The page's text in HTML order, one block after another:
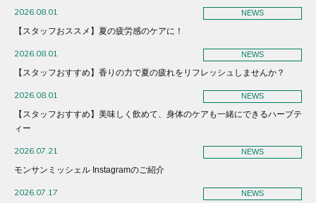
2026.08.01 NEWS
【スタッフおススメ】夏の疲労感のケアに！
2026.08.01 NEWS
【スタッフおすすめ】香りの力で夏の疲れをリフレッシュしませんか？
2026.08.01 NEWS
【スタッフおすすめ】美味しく飲めて、身体のケアも一緒にできるハーブテ
ィー
2026.07.21 NEWS
モンサンミッシェル Instagramのご紹介
2026.07.17 NEWS